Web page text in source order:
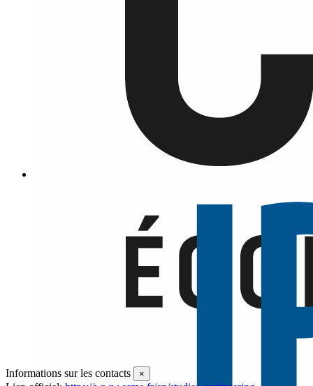
21ST CENTURY Environment and Energy: The challenge by France
Objective To offer students a unique opportunity to discover France and
Informations sur les contacts ×